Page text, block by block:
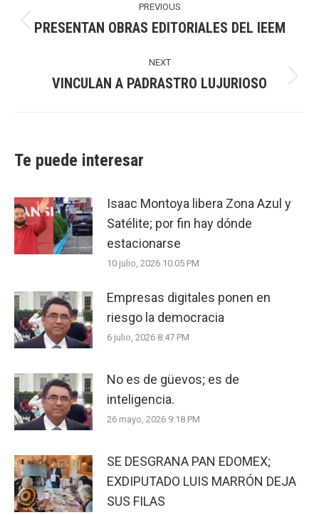
navigation
PREVIOUS
Previous
PRESENTAN OBRAS EDITORIALES DEL IEEM
NEXT
Next
VINCULAN A PADRASTRO LUJURIOSO
Te puede interesar
Isaac Montoya libera Zona Azul y
Satélite; por fin hay dónde
estacionarse
10 julio, 2026 10:05 PM
Empresas digitales ponen en
riesgo la democracia
6 julio, 2026 8:47 PM
No es de güevos; es de
inteligencia.
26 mayo, 2026 9:18 PM
SE DESGRANA PAN EDOMEX;
EXDIPUTADO LUIS MARRÓN DEJA
SUS FILAS